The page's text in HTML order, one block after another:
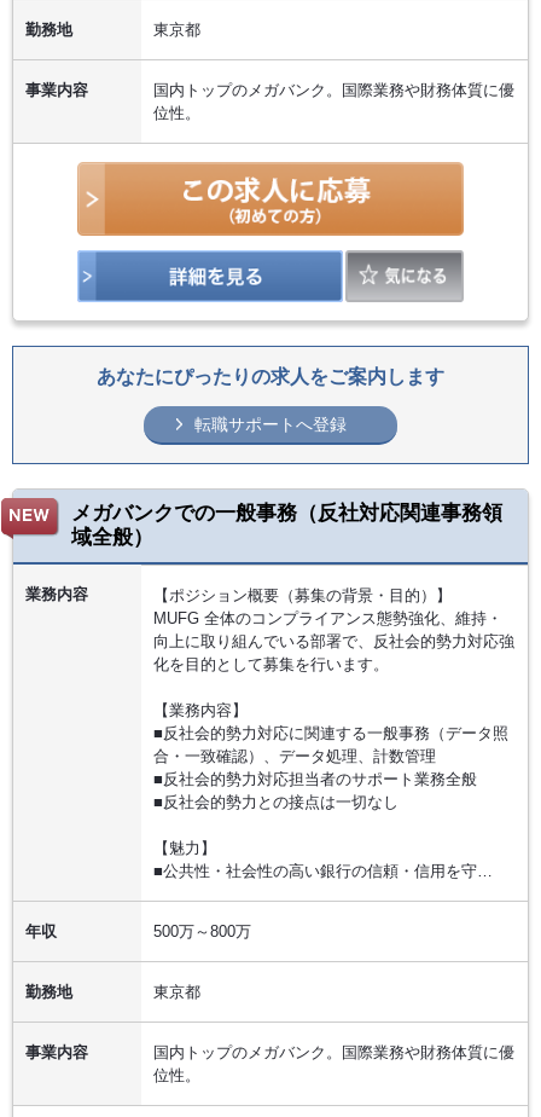
勤務地 東京都
事業内容
国内トップのメガバンク。国際業務や財務体質に優
位性。
あなたにぴったりの求人をご案内します
転職サポートへ登録
メガバンクでの一般事務（反社対応関連事務領
域全般）
業務内容
【ポジション概要（募集の背景・目的）】
MUFG 全体のコンプライアンス態勢強化、維持・
向上に取り組んでいる部署で、反社会的勢力対応強
化を目的として募集を行います。
【業務内容】
■反社会的勢力対応に関連する一般事務（データ照
合・一致確認）、データ処理、計数管理
■反社会的勢力対応担当者のサポート業務全般
■反社会的勢力との接点は一切なし
【魅力】
■公共性・社会性の高い銀行の信頼・信用を守…
年収 500万～800万
勤務地 東京都
事業内容
国内トップのメガバンク。国際業務や財務体質に優
位性。